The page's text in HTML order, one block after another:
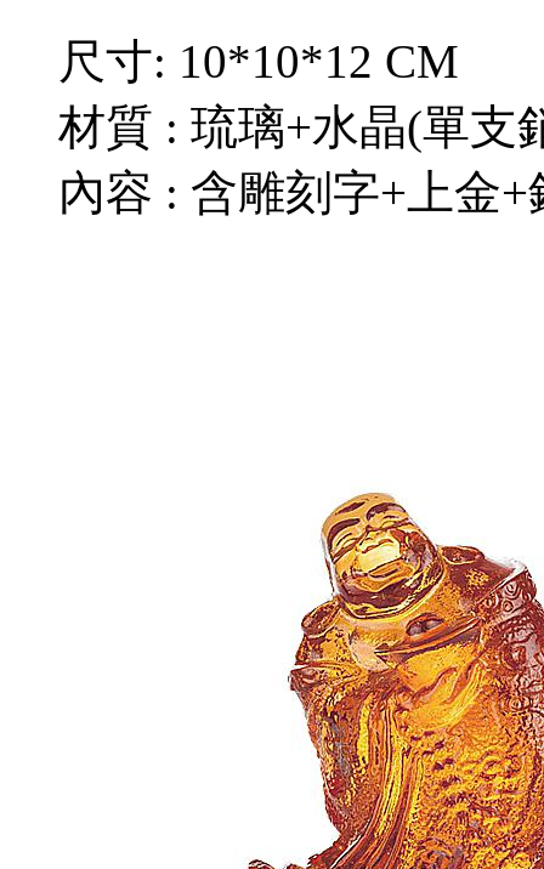
尺寸: 10*10*12 CM
材質 : 琉璃+水晶(單支
內容 : 含雕刻字+上金